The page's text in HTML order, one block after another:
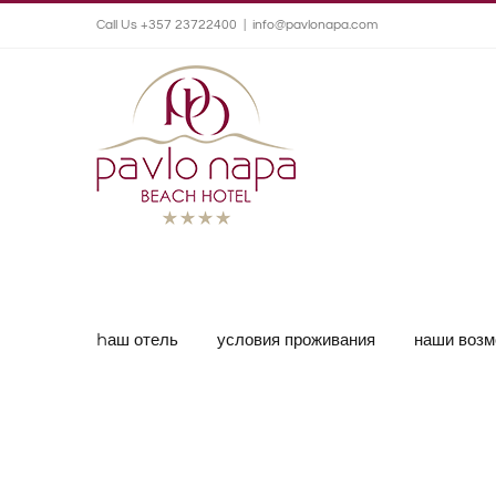
Call Us +357 23722400 info@pavlonapa.com
hаш отель условия проживания наши